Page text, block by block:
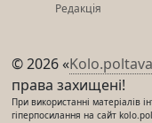
Редакція
© 2026 «
права захищені!
При використанні матеріалів
гіперпосилання на сайт